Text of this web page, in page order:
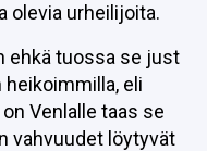
olevia urheilijoita.
ehkä tuossa se just
eli
Venlalle taas se
vahvuudet löytyvät